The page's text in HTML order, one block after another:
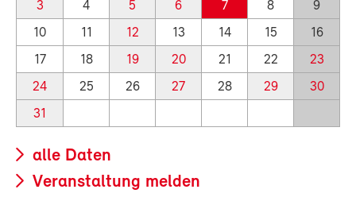
3 4 5 6 7 8
9
10
11 12 13 14 15
16
17
18 19 20 21 22
23
24
25 26 27 28 29
30
31
alle Daten
Veranstaltung melden